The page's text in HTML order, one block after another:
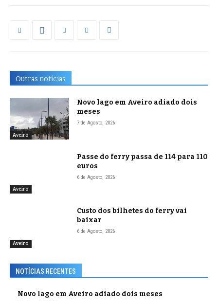
Outras notícias
Aveiro
Novo lago em Aveiro adiado dois
meses
7 de Agosto, 2026
Aveiro
Passe do ferry passa de 114 para 110
euros
6 de Agosto, 2026
Aveiro
Custo dos bilhetes do ferry vai
baixar
6 de Agosto, 2026
NOTÍCIAS RECENTES
Novo lago em Aveiro adiado dois meses